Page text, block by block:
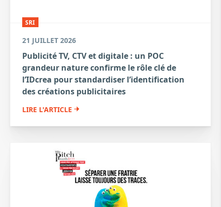
SRI
21 JUILLET 2026
Publicité TV, CTV et digitale : un POC
grandeur nature confirme le rôle clé de
l’IDcrea pour standardiser l’identification
des créations publicitaires
LIRE L'ARTICLE